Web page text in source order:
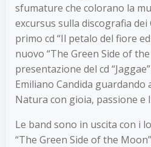
sfumature che colorano la
excursus sulla discografia
primo cd “Il petalo del fiore
nuovo “The Green Side of
presentazione del cd
Emiliano Candida guardando
Natura con gioia, passione e
Le band sono in uscita con i
“The Green Side of the